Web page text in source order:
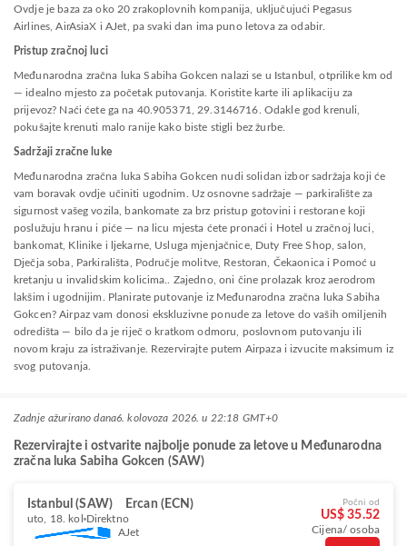
Ovdje je baza za oko 20 zrakoplovnih kompanija, uključujući Pegasus
Airlines, AirAsiaX i AJet, pa svaki dan ima puno letova za odabir.
Pristup zračnoj luci
Međunarodna zračna luka Sabiha Gokcen nalazi se u Istanbul, otprilike km od
— idealno mjesto za početak putovanja. Koristite karte ili aplikaciju za
prijevoz? Naći ćete ga na 40.905371, 29.3146716. Odakle god krenuli,
pokušajte krenuti malo ranije kako biste stigli bez žurbe.
Sadržaji zračne luke
Međunarodna zračna luka Sabiha Gokcen nudi solidan izbor sadržaja koji će
vam boravak ovdje učiniti ugodnim. Uz osnovne sadržaje — parkiralište za
sigurnost vašeg vozila, bankomate za brz pristup gotovini i restorane koji
poslužuju hranu i piće — na licu mjesta ćete pronaći i Hotel u zračnoj luci,
bankomat, Klinike i ljekarne, Usluga mjenjačnice, Duty Free Shop, salon,
Dječja soba, Parkirališta, Područje molitve, Restoran, Čekaonica i Pomoć u
kretanju u invalidskim kolicima.. Zajedno, oni čine prolazak kroz aerodrom
lakšim i ugodnijim. Planirate putovanje iz Međunarodna zračna luka Sabiha
Gokcen? Airpaz vam donosi ekskluzivne ponude za letove do vaših omiljenih
odredišta — bilo da je riječ o kratkom odmoru, poslovnom putovanju ili
novom kraju za istraživanje. Rezervirajte putem Airpaza i izvucite maksimum iz
svog putovanja.
Zadnje ažurirano dana6. kolovoza 2026. u 22:18 GMT+0
Rezervirajte i ostvarite najbolje ponude za letove u Međunarodna
zračna luka Sabiha Gokcen (SAW)
Istanbul (SAW) Ercan (ECN)
uto, 18. kol Direktno
AJet
Počni od
US$ 35.52
Cijena/ osoba